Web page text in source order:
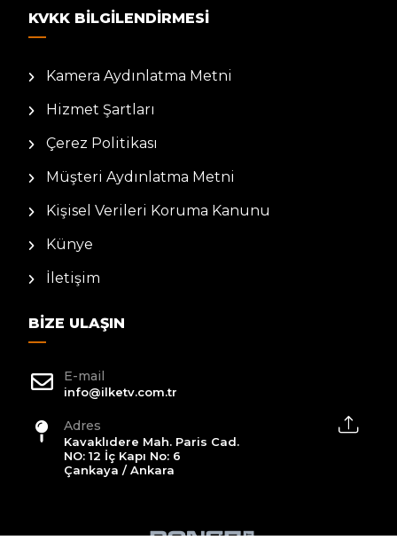
KVKK BILGILENDIRMESI
Kamera Aydınlatma Metni
Hizmet Şartları
Çerez Politikası
Müşteri Aydınlatma Metni
Kişisel Verileri Koruma Kanunu
Künye
İletişim
BIZE ULAŞIN
E-mail
info@ilketv.com.tr
Adres
Kavaklıdere Mah. Paris Cad.
NO: 12 İç Kapı No: 6
Çankaya / Ankara